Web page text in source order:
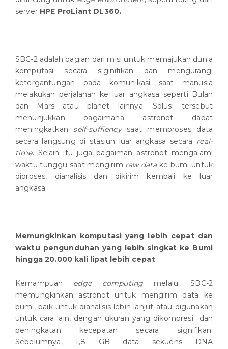
server HPE ProLiant DL360.
SBC-2 adalah bagian dari misi untuk memajukan dunia
komputasi secara siginifikan dan mengurangi
ketergantungan pada komunikasi saat manusia
melakukan perjalanan ke luar angkasa seperti Bulan
dan Mars atau planet lainnya. Solusi tersebut
menunjukkan bagaimana astronot dapat
meningkatkan self-suffiencysaat memproses data
secara langsung di stasiun luar angkasa secara real-
time. Selain itu juga bagaiman astronot mengalami
waktu tunggu saat mengirim raw datake bumi untuk
diproses, dianalisis dan dikirim kembali ke luar
angkasa.
Memungkinkan komputasi yang lebih cepat dan
waktu pengunduhan yang lebih singkat ke Bumi
hingga 20.000 kali lipat lebih cepat
Kemampuan edge computing melalui SBC-2
memungkinkan astronot untuk mengirim data ke
bumi, baik untuk dianalisis lebih lanjut atau digunakan
untuk cara lain, dengan ukuran yang dikompresi dan
peningkatan kecepatan secara signifikan.
Sebelumnya, 1,8 GB data sekuens DNA